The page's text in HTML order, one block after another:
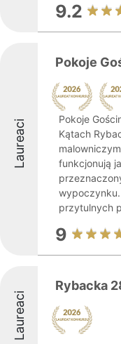
9.2
Laureaci
Pokoje
Pokoje
Kątach
funkcjonują
przytulnych
9
Laureaci
Rybacka